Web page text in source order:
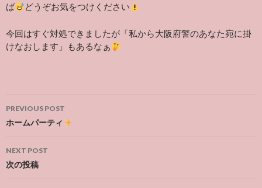
ば
どうぞお気をつけください
今回はすぐ対処できましたが「私から大阪府警のあなた宛に掛
けなおします」もあるなぁ
Post
navigation
PREVIOUS POST
ホームパーティ
NEXT POST
次の投稿